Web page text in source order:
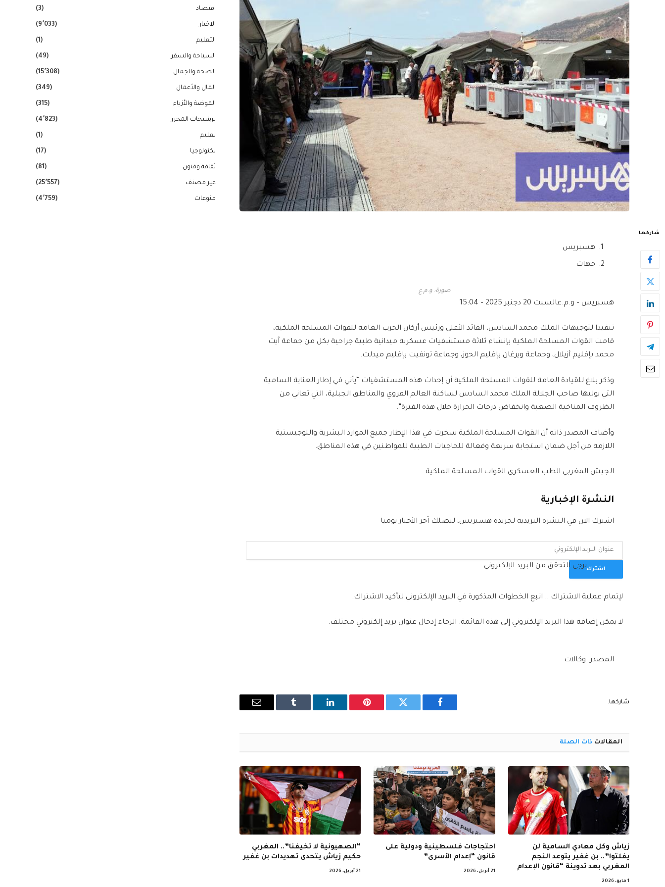
شاركها
هسبريس
جهات
صورة: و.م.ع
هسبريس – و.م.عالسبت 20 دجنبر 2025 – 15:04
تنفيذا لتوجيهات الملك محمد السادس، القائد الأعلى ورئيس أركان الحرب العامة للقوات المسلحة الملكية،
قامت القوات المسلحة الملكية بإنشاء ثلاثة مستشفيات عسكرية ميدانية طبية جراحية بكل من جماعة آيت
محمد بإقليم أزيلال، وجماعة ويرغان بإقليم الحوز، وجماعة تونفيت بإقليم ميدلت.
وذكر بلاغ للقيادة العامة للقوات المسلحة الملكية أن إحداث هذه المستشفيات “يأتي في إطار العناية السامية
التي يوليها صاحب الجلالة الملك محمد السادس لساكنة العالم القروي والمناطق الجبلية، التي تعاني من
الظروف المناخية الصعبة وانخفاض درجات الحرارة خلال هذه الفترة”.
وأضاف المصدر ذاته أن القوات المسلحة الملكية سخرت في هذا الإطار جميع الموارد البشرية واللوجيستية
اللازمة من أجل ضمان استجابة سريعة وفعالة للحاجيات الطبية للمواطنين في هذه المناطق.
الجيش المغربي الطب العسكري القوات المسلحة الملكية
النشرة الإخبارية
اشترك الآن في النشرة البريدية لجريدة هسبريس، لتصلك آخر الأخبار يوميا
اشتركيرجى التحقق من البريد الإلكتروني
لإتمام عملية الاشتراك .. اتبع الخطوات المذكورة في البريد الإلكتروني لتأكيد الاشتراك.
لا يمكن إضافة هذا البريد الإلكتروني إلى هذه القائمة. الرجاء إدخال عنوان بريد إلكتروني مختلف.
المصدر: وكالات
شاركها.
فيسبوك تويتر بينتيريستلينكدإن Tumblr
البريد
المقالات ذات الصلة
زياش وكل معادي السامية لن
يفلتوا”.. بن غفير يتوعد النجم
المغربي بعد تدوينة “قانون الإعدام
1 مايو، 2026
احتجاجات فلسطينية ودولية على
قانون “إعدام الأسرى”
21 أبريل، 2026
“الصهيونية لا تخيفنا”.. المغربي
حكيم زياش يتحدى تهديدات بن غفير
21 أبريل، 2026
اقتصاد (3)
الاخبار (9٬033)
التعليم (1)
السياحة والسفر (49)
الصحة والجمال (15٬308)
المال والأعمال (349)
الموضة والأزياء (315)
ترشيحات المحرر (4٬823)
تعليم (1)
تكنولوجيا (17)
ثقافة وفنون (81)
غير مصنف (25٬557)
منوعات (4٬759)